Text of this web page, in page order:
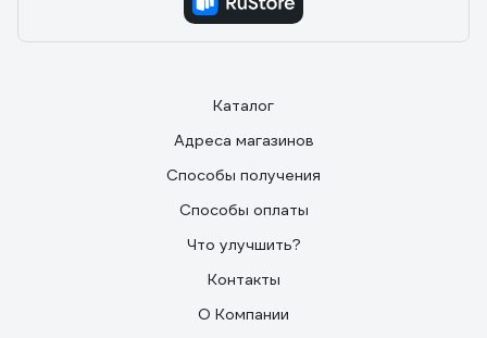
Каталог
Адреса магазинов
Способы получения
Способы оплаты
Что улучшить?
Контакты
О Компании